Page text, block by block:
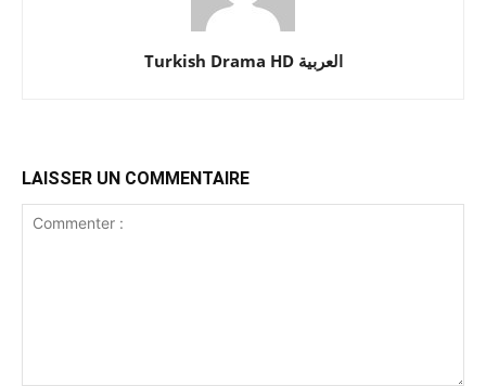
Turkish Drama HD العربية
LAISSER UN COMMENTAIRE